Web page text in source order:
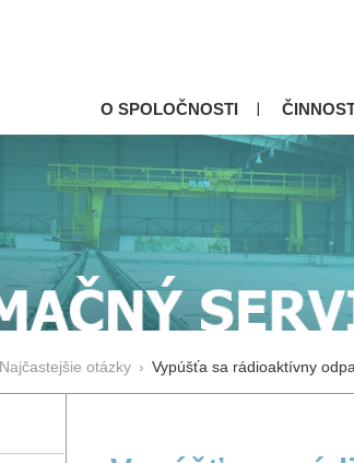
O SPOLOČNOSTI
Najčastejšie otázky › Vypúšťa sa rádioaktívny